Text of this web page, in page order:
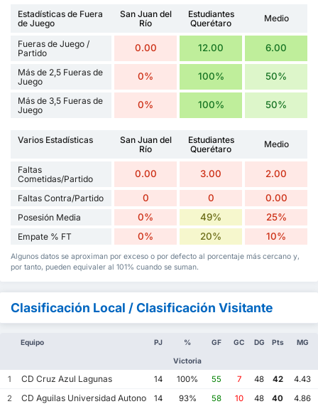
Estadísticas de Fuera
de Juego
San Juan del
Río
Estudiantes
Querétaro
Medio
Fueras de Juego /
Partido
0.00 12.00 6.00
Más de 2,5 Fueras de
Juego
0% 100% 50%
Más de 3,5 Fueras de
Juego
0% 100% 50%
Varios Estadísticas
San Juan del
Río
Estudiantes
Querétaro
Medio
Faltas
Cometidas/Partido
0.00 3.00 2.00
Faltas Contra/Partido 0 0 0.00
Posesión Media 0% 49% 25%
Empate % FT 0% 20% 10%
Algunos datos se aproximan por exceso o por defecto al porcentaje más cercano y,
por tanto, pueden equivaler al 101% cuando se suman.
Clasificación Local / Clasificación Visitante
Equipo PJ %
Victoria
GF GC DG Pts MG
1 CD Cruz Azul Lagunas 14 100% 55 7 48 42
4.43
2
CD Aguilas Universidad Autonoma de Guerrero
14 93% 58 10 48 40
4.86